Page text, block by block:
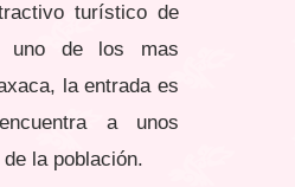
turístico de
uno de los mas
la entrada es
a unos
la población.